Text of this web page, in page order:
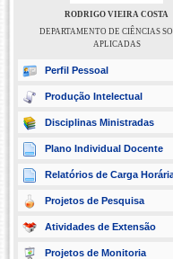
RODRIGO VIEIRA COSTA
DEPARTAMENTO DE CIÊNCIAS
APLICADAS
Perfil Pessoal
Produção Intelectual
Disciplinas Ministradas
Plano Individual Docente
Relatórios de Carga
Projetos de Pesquisa
Atividades de Extensão
Projetos de Monitoria